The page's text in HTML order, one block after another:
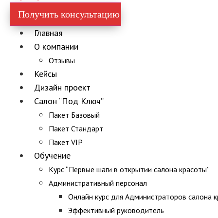
Получить консультацию
Главная
О компании
Отзывы
Кейсы
Дизайн проект
Салон “Под Ключ”
Пакет Базовый
Пакет Стандарт
Пакет VIP
Обучение
Курс “Первые шаги в открытии салона красоты”
Административный персонал
Онлайн курс для Администраторов салона
Эффективный руководитель